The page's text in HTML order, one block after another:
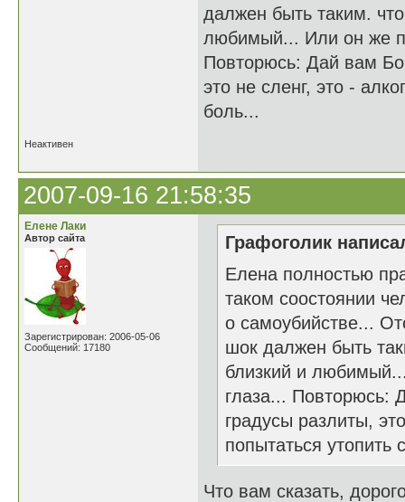
далжен быть таким.
любимый... Или он же
Повторюсь: Дай вам
это не сленг, это -
боль...
Неактивен
2007-09-16 21:58:35
Елене Лаки
Автор сайта
Зарегистрирован: 2006-05-06
Сообщений: 17180
Графоголик
Елена полностью
таком соостоянии
о самоубийстве...
шок далжен быть
близкий и
глаза... Повторюсь:
градусы разлиты,
попытаться утопить
Что вам сказать,